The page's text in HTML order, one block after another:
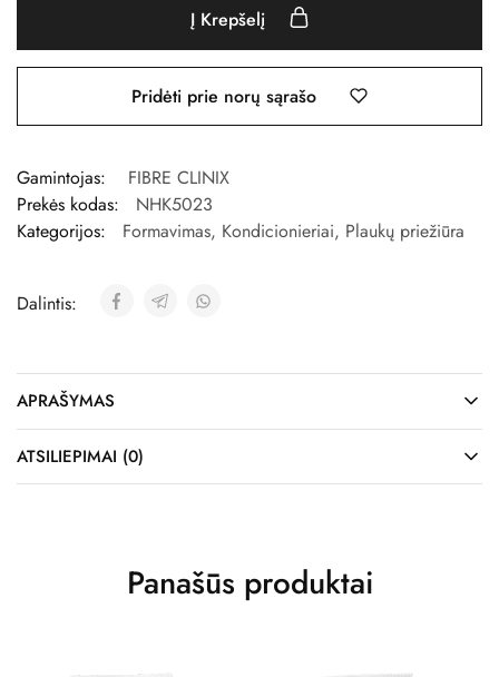
Į Krepšelį
Pridėti prie norų sąrašo
Gamintojas:
FIBRE CLINIX
Prekės kodas:
NHK5023
Kategorijos:
Formavimas, Kondicionieriai, Plaukų priežiūra
Dalintis:
APRAŠYMAS
ATSILIEPIMAI (0)
Panašūs produktai